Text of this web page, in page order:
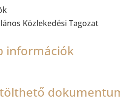
Közlekedési Tagozat
információk